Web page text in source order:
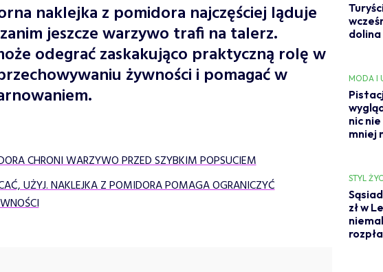
naklejka z pomidora najczęściej ląduje
jeszcze warzywo trafi na talerz.
odegrać zaskakująco praktyczną rolę w
żywności i pomagać w
CHRONI WARZYWO PRZED SZYBKIM POPSUCIEM
UŻYJ. NAKLEJKA Z POMIDORA POMAGA OGRANICZYĆ
dolina
MODA I
nic
mniej
STYL
zł w